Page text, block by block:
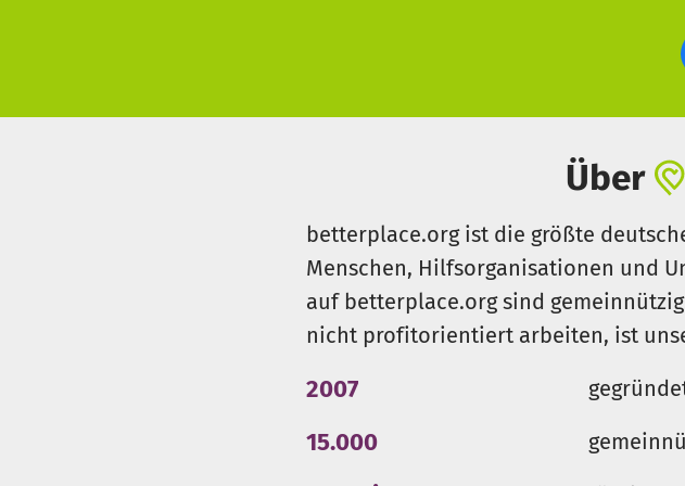
zwei
Herzlichen Dank für Ihre Unterstützung.Über
betterplace.org ist die größte
Menschen, Hilfsorganisationen und
auf betterplace.org sind
nicht profitorientiert arbeiten, ist
2007
15.000